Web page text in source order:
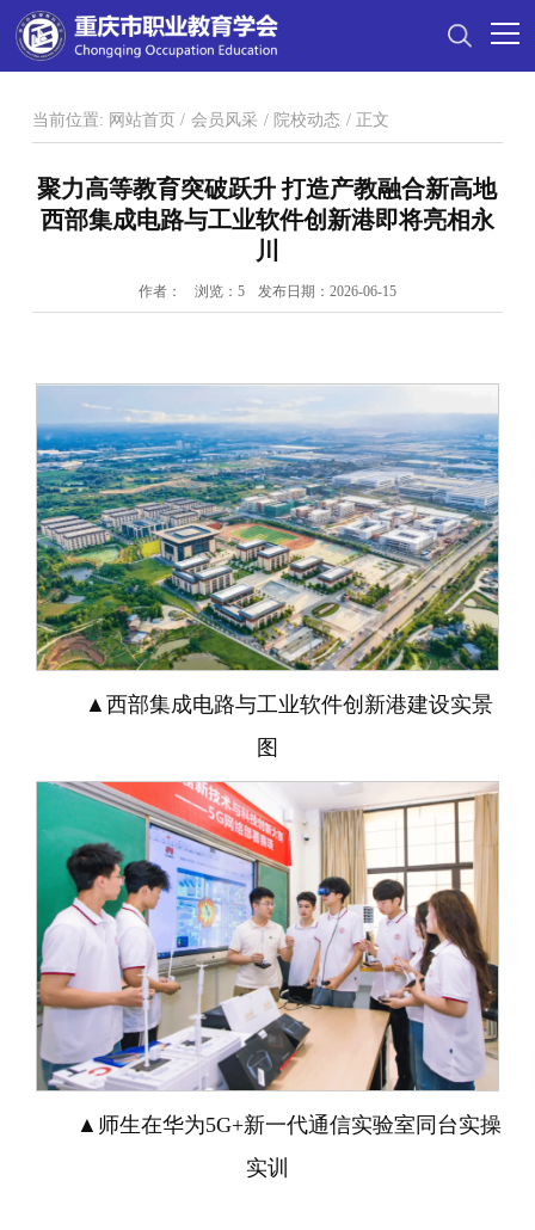
当前位置: 网站首页 / 会员风采 / 院校动态 / 正文
聚力高等教育突破跃升 打造产教融合新高地
西部集成电路与工业软件创新港即将亮相永
川
作者： 浏览： 5 发布日期：2026-06-15
▲西部集成电路与工业软件创新港建设实景
图
▲师生在华为5G+新一代通信实验室同台实操
实训